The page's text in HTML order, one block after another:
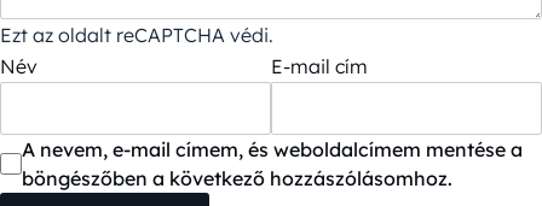
Ezt az oldalt reCAPTCHA védi.
Név
E-mail cím
A nevem, e-mail címem, és weboldalcímem mentése a
böngészőben a következő hozzászólásomhoz.